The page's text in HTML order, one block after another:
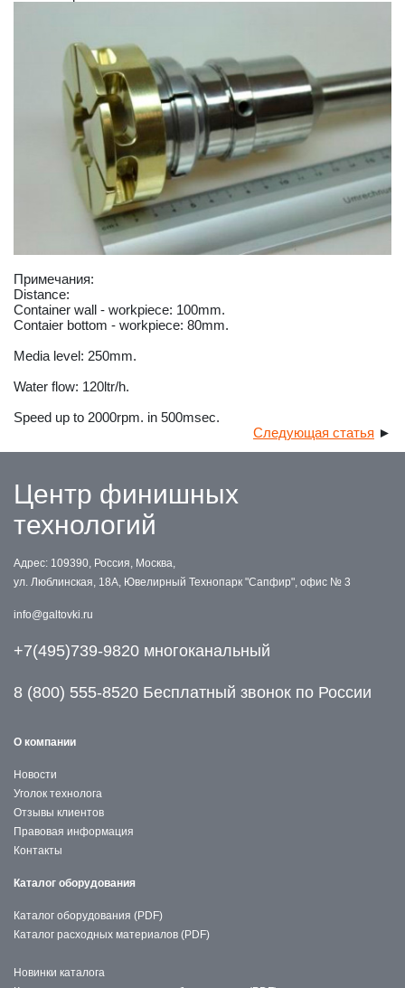
Примечания:
Distance:
Container wall - workpiece: 100mm.
Contaier bottom - workpiece: 80mm.
Media level: 250mm.
Water flow: 120ltr/h.
Speed up to 2000rpm. in 500msec.
Следующая статья ►
Центр финишных
технологий
Адрес: 109390, Россия, Москва,
ул. Люблинская, 18А, Ювелирный Технопарк "Сапфир", офис № 3
info@galtovki.ru
+7(495)739-9820 многоканальный
8 (800) 555-8520 Бесплатный звонок по России
О компании
Новости
Уголок технолога
Отзывы клиентов
Правовая информация
Контакты
Каталог оборудования
Каталог оборудования (PDF)
Каталог расходных материалов (PDF)
Новинки каталога